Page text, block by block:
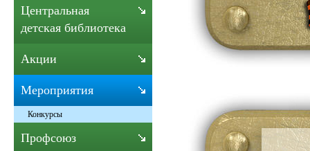
Центральная
детская библиотека
Акции
Мероприятия
Конкурсы
Профсоюз